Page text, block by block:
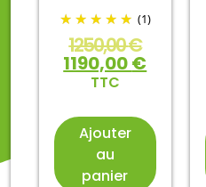
(1)
1250,00€
1190,00€
TTC
Ajouter
au
panier